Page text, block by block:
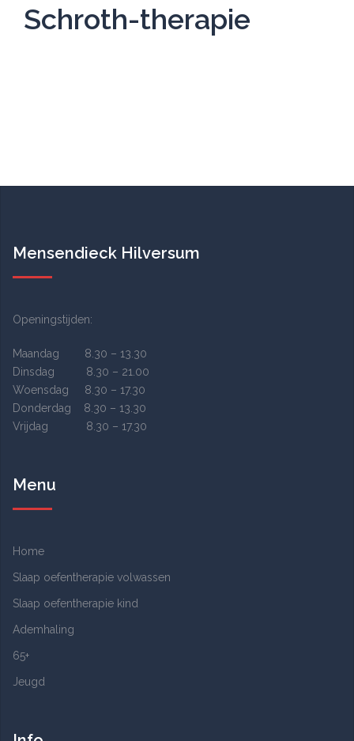
Schroth-therapie
Mensendieck Hilversum
Openingstijden:
Maandag 8.30 – 13.30
Dinsdag 8.30 – 21.00
Woensdag 8.30 – 17.30
Donderdag 8.30 – 13.30
Vrijdag 8.30 – 17.30
Menu
Home
Slaap oefentherapie volwassen
Slaap oefentherapie kind
Ademhaling
65+
Jeugd